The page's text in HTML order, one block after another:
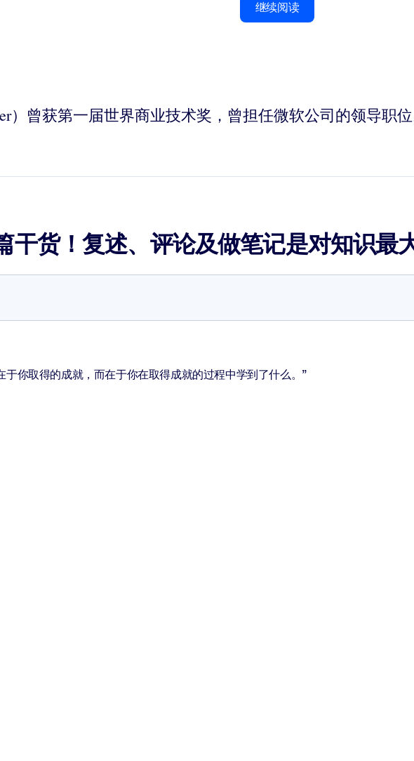
继续阅读
）曾获第一届世界商业技术奖，曾担任微软公司的领导职
干货！复述、评论及做笔记是对知识最
于你取得的成就，而在于你在取得成就的过程中学到了什么。”